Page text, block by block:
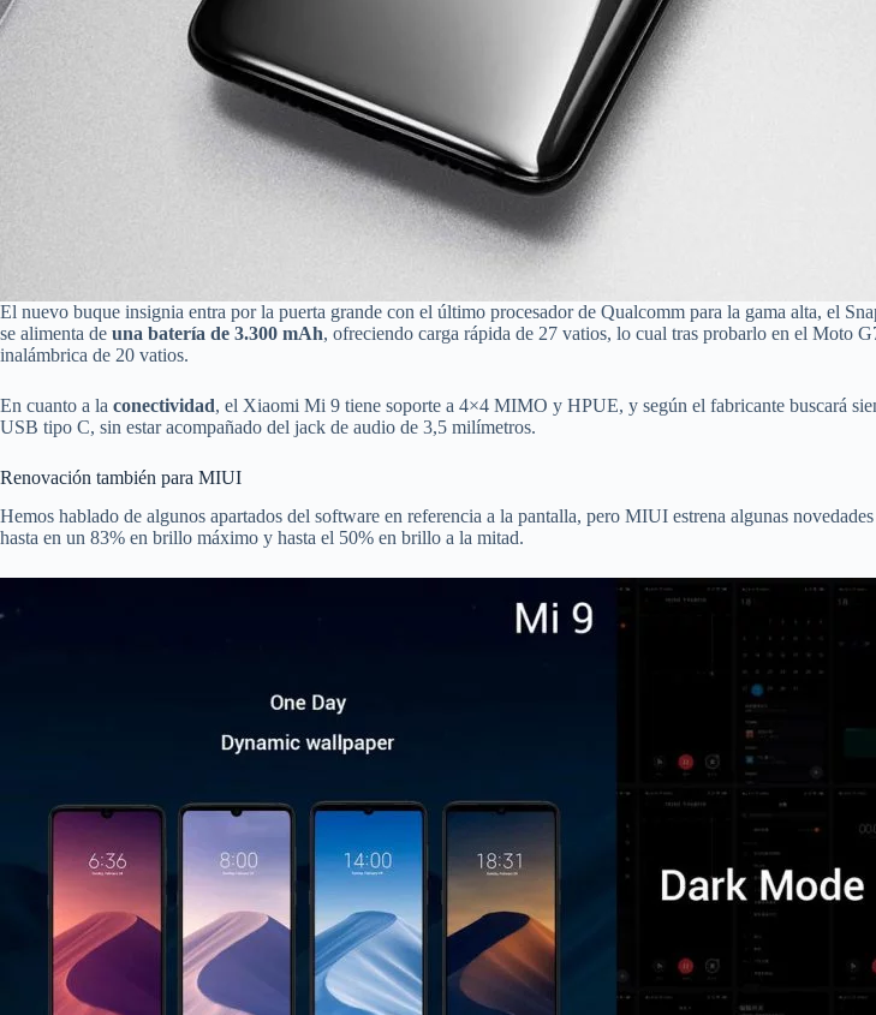
El nuevo buque insignia entra por la puerta grande con el último procesador de Qualcomm para la gama alta, el
se alimenta de una batería de 3.300 mAh, ofreciendo carga rápida de 27 vatios, lo cual tras probarlo en el Moto
inalámbrica de 20 vatios.
En cuanto a la conectividad, el Xiaomi Mi 9 tiene soporte a 4×4 MIMO y HPUE, y según el fabricante buscará
USB tipo C, sin estar acompañado del jack de audio de 3,5 milímetros.
Renovación también para MIUI
Hemos hablado de algunos apartados del software en referencia a la pantalla, pero MIUI estrena algunas
hasta en un 83% en brillo máximo y hasta el 50% en brillo a la mitad.